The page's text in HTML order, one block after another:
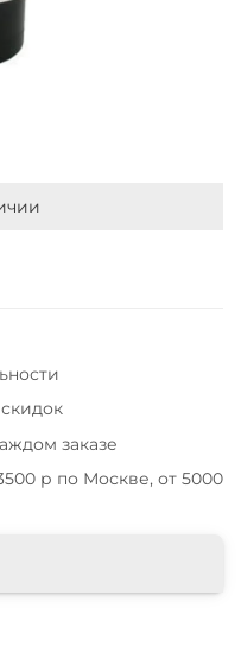
заказе
р по Москве, от 5000